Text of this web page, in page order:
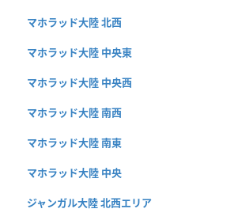
マホラッド大陸 北西
マホラッド大陸 中央東
マホラッド大陸 中央西
マホラッド大陸 南西
マホラッド大陸 南東
マホラッド大陸 中央
ジャンガル大陸 北西エリア